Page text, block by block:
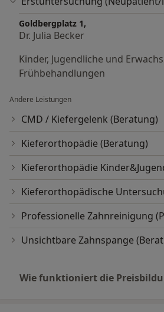
Goldbergplatz 1,
Dr. Julia Becker
Kinder, Jugendliche und
Frühbehandlungen
Andere Leistungen
CMD / Kiefergelenk (Beratung)
Kieferorthopädie (Beratung)
Kieferorthopädie
Kieferorthopädische
Professionelle Zahnreinigung
Unsichtbare Zahnspange
Wie funktioniert die